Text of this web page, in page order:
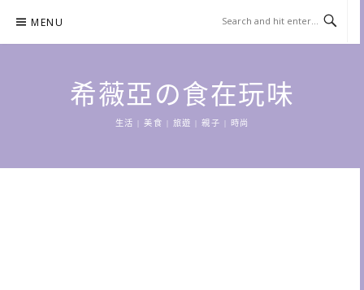
content
MENU
希薇亞の食在玩味
生活 | 美食 | 旅遊 | 親子 | 時尚